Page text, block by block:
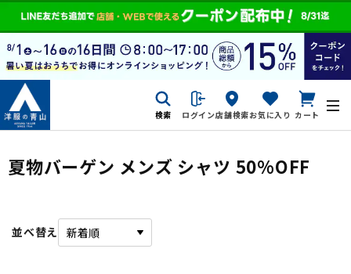
検索 ログイン店舗検索お気に入り カート
夏物バーゲン メンズ シャツ 50%OFF
並べ替え